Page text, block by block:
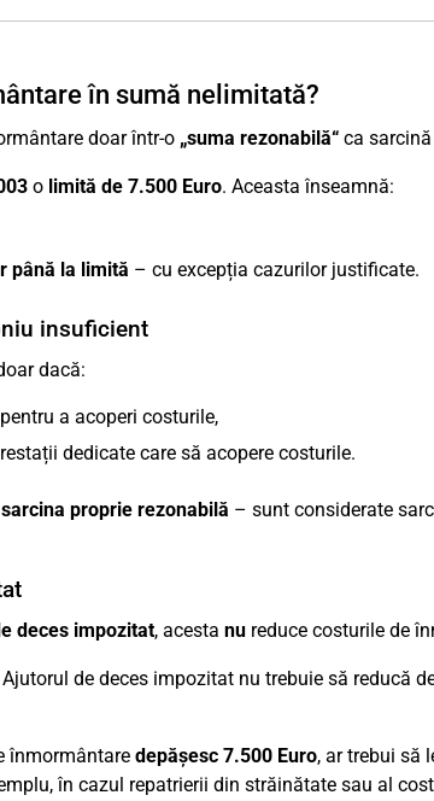
în sumă nelimitată?
doar într-o „suma rezonabilă“ca sarcină
o limită de 7.500 Euro. Aceasta înseamnă:
până la limită – cu excepția cazurilor justificate.
insuficient
dacă:
a acoperi costurile,
dedicate care să acopere costurile.
sarcina proprie rezonabilă – sunt considerate
deces impozitat, acesta nureduce costurile de
Ajutorul de deces impozitat nu trebuie să reducă
înmormântare depășesc 7.500 Euro, ar trebui să
în cazul repatrierii din străinătate sau al